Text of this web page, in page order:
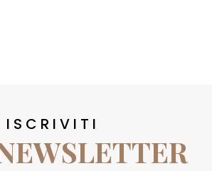
ISCRIVITI